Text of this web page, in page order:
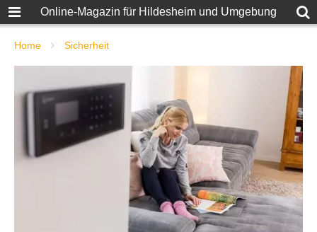
Online-Magazin für Hildesheim und Umgebung
Home Sicherheit